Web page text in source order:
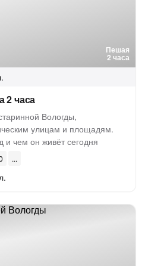
Пешая
2 часа
2 часа
Вологды,
улицам и площадям.
и чем он живёт сегодня